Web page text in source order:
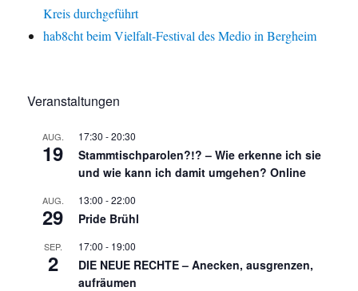
Kreis durchgeführt
hab8cht beim Vielfalt-Festival des Medio in Bergheim
Veranstaltungen
AUG.
19
17:30 -20:30
Stammtischparolen?!? – Wie erkenne ich sie
und wie kann ich damit umgehen? Online
AUG.
29
13:00 -22:00
Pride Brühl
SEP.
2
17:00 - 19:00
DIE NEUE RECHTE – Anecken, ausgrenzen,
aufräumen